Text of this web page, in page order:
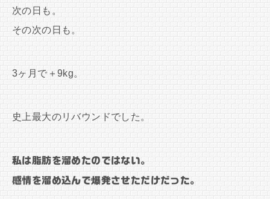
次の日も。
その次の日も。
3ヶ月で＋9kg。
史上最大のリバウンドでした。
私は脂肪を溜めたのではない。
感情を溜め込んで爆発させただけだった。